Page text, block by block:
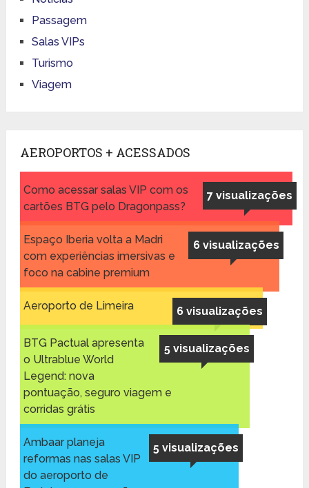
Passagem
Salas VIPs
Turismo
Viagem
AEROPORTOS + ACESSADOS
7 visualizações
Como acessar salas VIP com os
cartões BTG pelo Dragonpass?
6 visualizações
Espaço Iberia volta a Madri
com experiências imersivas e
foco na cabine premium
6 visualizações
Aeroporto de Limeira
5 visualizações
BTG Pactual apresenta
o Ultrablue World
Legend: nova
pontuação, seguro viagem e
corridas grátis
5 visualizações
Ambaar planeja
reformas nas salas VIP
do aeroporto de